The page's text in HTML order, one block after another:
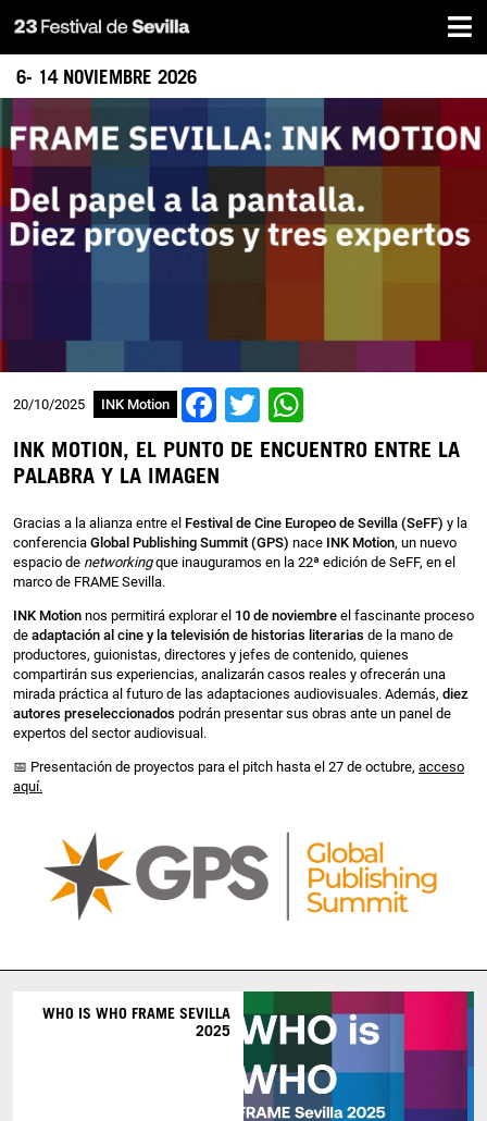
Pasar
al
contenido
principal
6- 14 NOVIEMBRE 2026
20/10/2025 INK Motion Facebook
Twitter
INK MOTION, EL PUNTO DE ENCUENTRO ENTRE LA
PALABRA Y LA IMAGEN
Gracias a la alianza entre el Festival de Cine Europeo de Sevilla (SeFF) y la
conferencia Global Publishing Summit (GPS) nace INK Motion, un nuevo
espacio de networkingque inauguramos en la 22ª edición de SeFF, en el
marco de FRAME Sevilla.
INK Motion nos permitirá explorar el 10 de noviembre el fascinante proceso
de adaptación al cine y la televisión de historias literarias de la mano de
productores, guionistas, directores y jefes de contenido, quienes
compartirán sus experiencias, analizarán casos reales y ofrecerán una
mirada práctica al futuro de las adaptaciones audiovisuales. Además, diez
autores preseleccionados podrán presentar sus obras ante un panel de
expertos del sector audiovisual.
📅 Presentación de proyectos para el pitch hasta el 27 de octubre, acceso
aquí.
WHO IS WHO FRAME SEVILLA
2025